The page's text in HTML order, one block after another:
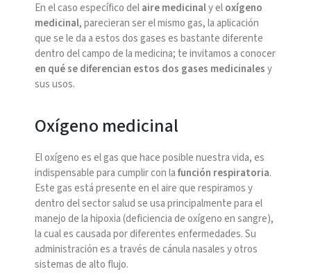
En el caso específico delaire medicinaly eloxígeno
medicinal, parecieran ser el mismo gas, la aplicación
que se le da a estos dos gases es bastante diferente
dentro del campo de la medicina; te invitamos a conocer
en qué se diferencian estos dos gases medicinalesy
sus usos.
Oxígeno medicinal
El oxígeno es el gas que hace posible nuestra vida, es
indispensable para cumplir con lafunción respiratoria.
Este gas está presente en el aire que respiramos y
dentro del sector salud se usa principalmente para el
manejo de la hipoxia (deficiencia de oxígeno en sangre),
la cual es causada por diferentes enfermedades. Su
administración es a través de cánula nasales y otros
sistemas de alto flujo.